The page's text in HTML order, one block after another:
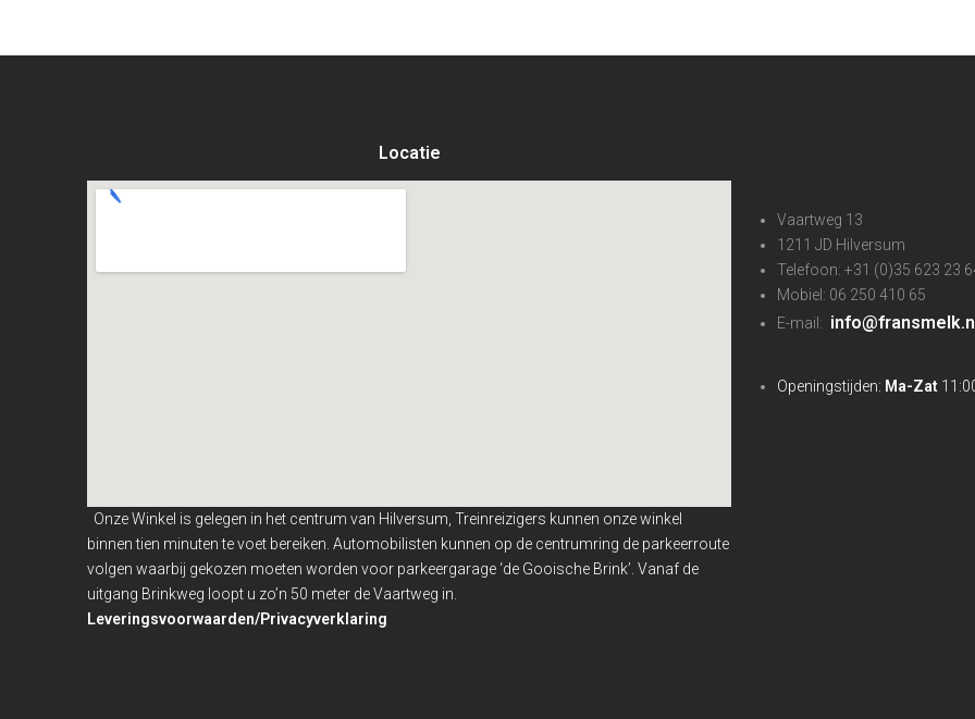
Locatie
Onze Winkel is gelegen in het centrum van Hilversum, Treinreizigers kunnen onze winkel
binnentien minuten te voet bereiken. Automobilisten kunnen op de centrumring de parkeerroute
volgen waarbij gekozen moeten worden voor parkeergarage ‘de Gooische Brink’. Vanaf de
uitgang Brinkweg loopt u zo’n 50 meter de Vaartweg in.
Leveringsvoorwaarden/Privacyverklaring
Vaartweg 13
1211 JD Hilversum
Telefoon: +31 (0)35 623 23
Mobiel: 06 250 410 65
E-mail:
Openingstijden: Ma-Zat